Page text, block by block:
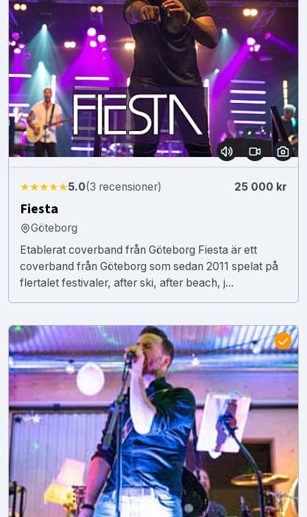
★★★★★5.0(3 recensioner) 25 000 kr
Fiesta
Göteborg
Etablerat coverband från Göteborg Fiesta är ett
coverband från Göteborg som sedan 2011 spelat på
flertalet festivaler, after ski, after beach, j...